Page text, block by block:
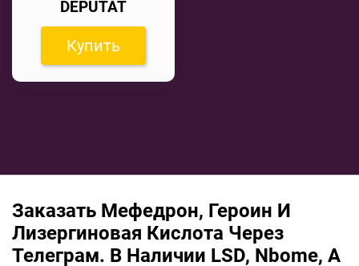
DEPUTAT
Купить
Заказать Мефедрон, Героин И
Лизергиновая Кислота Через
Телеграм. В Наличии LSD, Nbome, А